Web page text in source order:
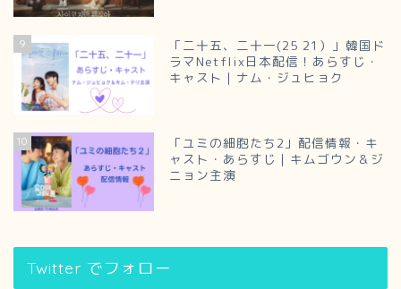
9
「二十五、二十一(25 21）」韓国ド
ラマNetflix日本配信！あらすじ・
キャスト｜ナム・ジュヒョク
10
「ユミの細胞たち2」配信情報・キ
ャスト・あらすじ｜キムゴウン＆ジ
ニョン主演
Twitter でフォロー